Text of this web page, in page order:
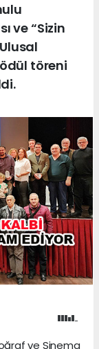
ve “Sizin
ödül töreni
ve Sinema